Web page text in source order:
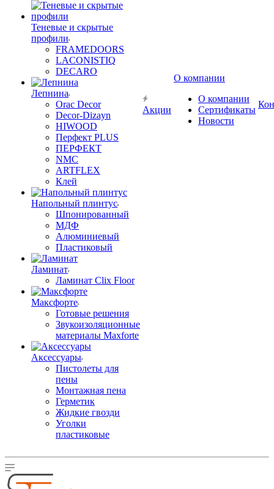
Теневые и скрытые
профили
FRAMEDOORS
LACONISTIQ
DECARO
Лепнина
Orac Decor
Decor-Dizayn
HIWOOD
Перфект PLUS
ПЕРФЕКТ
NMC
ARTFLEX
Клей
Напольный плинтус
Шпонированный
МДФ
Алюминиевый
Пластиковый
Ламинат
Ламинат Clix Floor
Максфорте
Готовые решения
Звукоизоляционные
материалы Maxforte
Аксессуары
Пистолеты для
пены
Монтажная пена
Герметик
Жидкие гвозди
Уголки
пластиковые
Акции
О компании
О компании
Сертификаты
Новости